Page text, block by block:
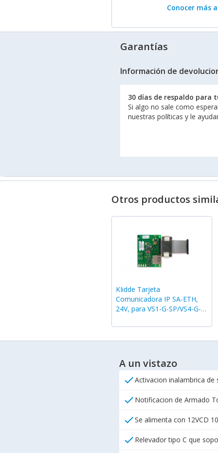
Conocer más
Garantías
Información de
30 días de respaldo para
Si algo no sale como
nuestras políticas y le
Otros productos
KIidde Tarjeta
Comunicadora IP SA-ETH,
24V, para VS1-G-SP/VS4-G-
A un vistazo
checkActivacion inalambrica
check Notificacion de Armado
checkSe alimenta con 12VCD
check Relevador tipo C que